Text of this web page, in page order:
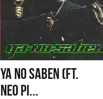
YA NO SABEN (FT.
NEO PI...